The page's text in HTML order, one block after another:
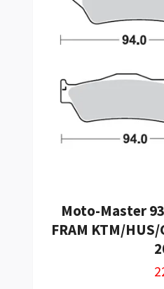
Moto-Master
FRAM KTM/HUS/